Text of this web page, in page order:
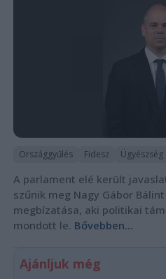
Országgyűlés Fidesz Ügyészség
A parlament elé került
szűnik meg Nagy Gábor
megbízatása, aki politikai
mondott le. Bővebben...
Ajánljuk még